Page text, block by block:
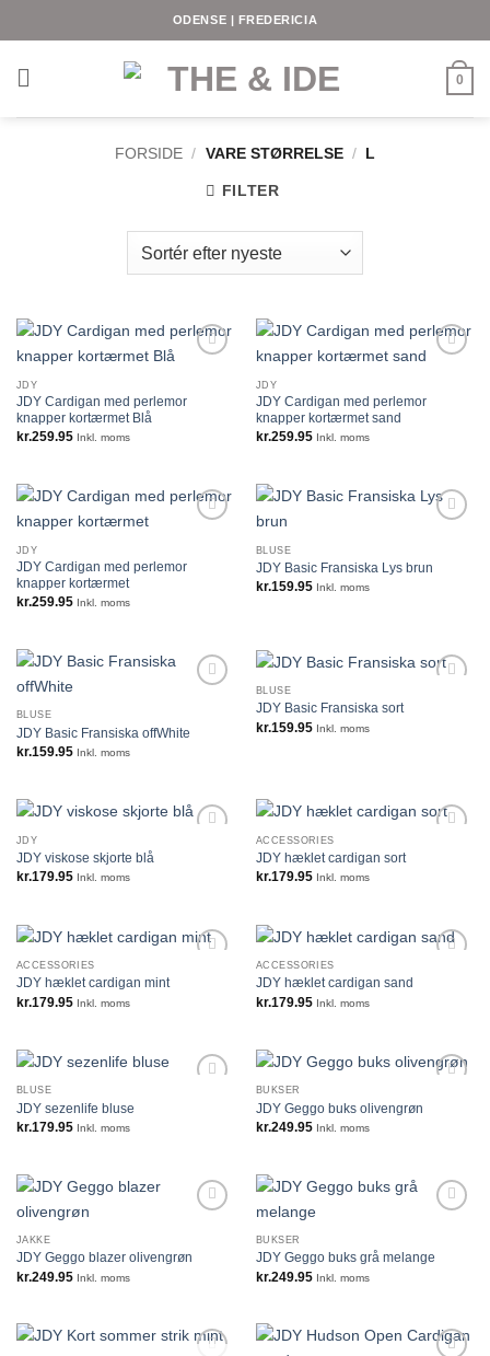
ODENSE | FREDERICIA
0
FORSIDE / VARE STØRRELSE / L
FILTER
JDY
JDY Cardigan med perlemor
knapper kortærmet Blå
kr.259.95 Inkl. moms
JDY
JDY Cardigan med perlemor
knapper kortærmet sand
kr.259.95 Inkl. moms
JDY
JDY Cardigan med perlemor
knapper kortærmet
kr.259.95 Inkl. moms
BLUSE
JDY Basic Fransiska Lys brun
kr.159.95 Inkl. moms
BLUSE
JDY Basic Fransiska offWhite
kr.159.95 Inkl. moms
BLUSE
JDY Basic Fransiska sort
kr.159.95 Inkl. moms
JDY
JDY viskose skjorte blå
kr.179.95 Inkl. moms
ACCESSORIES
JDY hæklet cardigan sort
kr.179.95 Inkl. moms
ACCESSORIES
JDY hæklet cardigan mint
kr.179.95 Inkl. moms
ACCESSORIES
JDY hæklet cardigan sand
kr.179.95 Inkl. moms
BLUSE
JDY sezenlife bluse
kr.179.95 Inkl. moms
BUKSER
JDY Geggo buks olivengrøn
kr.249.95 Inkl. moms
JAKKE
JDY Geggo blazer olivengrøn
kr.249.95 Inkl. moms
BUKSER
JDY Geggo buks grå melange
kr.249.95 Inkl. moms